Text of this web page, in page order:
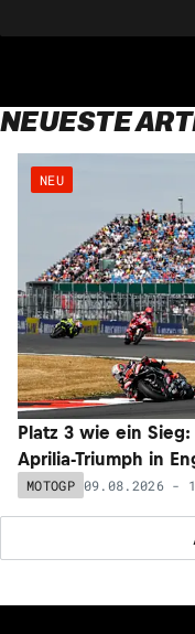
NEUESTE
NEU
Platz 3 wie ein
Aprilia-Triumph in
MOTOGP 09.08.2026 -